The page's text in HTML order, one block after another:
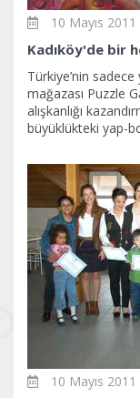
10 Mayıs
Kadıköy'de bir
Türkiye’nin
mağazası Puzzle
alışkanlığı
büyüklükteki yap-
10 Mayıs